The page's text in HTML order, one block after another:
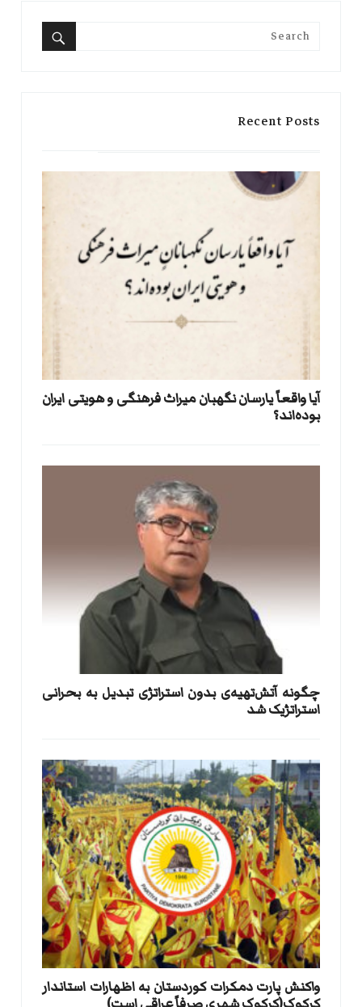
Search
Recent Posts
آیا واقعاً یارسان نگهبان میراث فرهنگی و هویتی ایران
بوده‌اند؟
​چگونه آتش‌تهیه‌ی بدون استراتژی تبدیل به بحرانی
استراتژیک شد
واکنش پارت دمکرات کوردستان به اظهارات استاندار